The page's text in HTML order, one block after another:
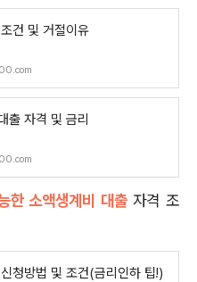
건 및 거절이유
출 자격 및 금리
한 소액생계비 대출자격 조
청방법 및 조건(금리인하 팁!)